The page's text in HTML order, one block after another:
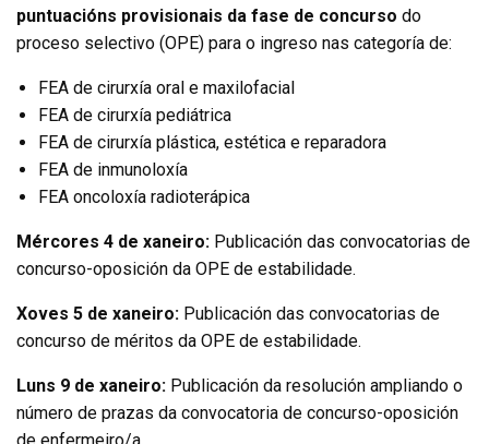
puntuacións provisionais da fase de concurso do
proceso selectivo (OPE) para o ingreso nas categoría de:
FEA de cirurxía oral e maxilofacial
FEA de cirurxía pediátrica
FEA de cirurxía plástica, estética e reparadora
FEA de inmunoloxía
FEA oncoloxía radioterápica
Mércores 4 de xaneiro: Publicación das convocatorias de
concurso-oposición da OPE de estabilidade.
Xoves 5 de xaneiro: Publicación das convocatorias de
concurso de méritos da OPE de estabilidade.
Luns 9 de xaneiro: Publicación da resolución ampliando o
número de prazas da convocatoria de concurso-oposición